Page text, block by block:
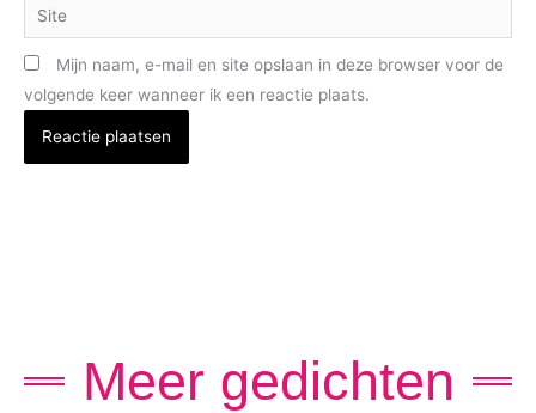
Site
Mijn naam, e-mail en site opslaan in deze browser voor de
volgende keer wanneer ik een reactie plaats.
Meer gedichten